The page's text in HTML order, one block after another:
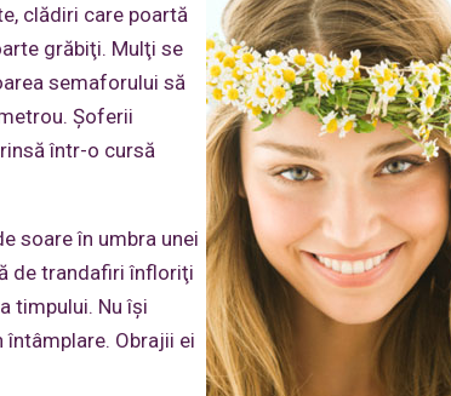
clădiri care poartă
grăbiţi. Mulţi se
semaforului să
Şoferii
într-o cursă
soare în umbra unei
de trandafiri înfloriţi
timpului. Nu îşi
Obrajii ei